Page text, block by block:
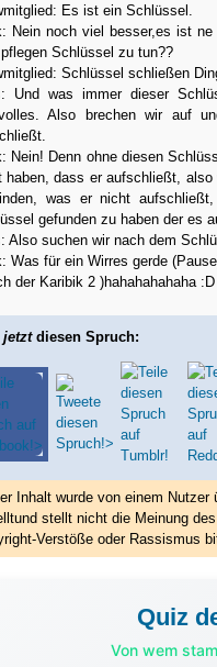
Es ist ein Schlüssel.
Nein noch viel besser,es ist ne
Schlüssel zu tun??
Schlüssel schließen
Und was immer dieser
Also brechen wir auf
Nein! Denn ohne diesen
haben, dass er aufschließt,
was er nicht
gefunden zu haben der es
Also suchen wir nach dem
Was für ein Wirres gerde
der Karibik 2 )hahahahahaha :D
jetztdiesen Spruch:
Inhalt wurde von einem Nutzer
und stellt nicht die Meinung
Verstöße oder Rassismus
Quiz
Von wem